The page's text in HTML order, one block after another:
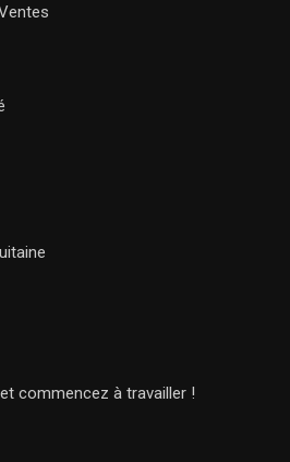
commencez à travailler !